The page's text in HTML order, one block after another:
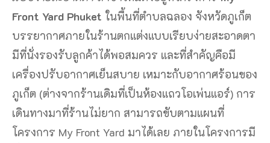
Front Yard Phuket ในพื้นที่ตำบลฉลอง จังหวัดภูเก็ต
บรรยากาศภายในร้านตกแต่งแบบเรียบง่ายสะอาดตา
มีที่นั่งรองรับลูกค้าได้พอสมควร และที่สำคัญคือมี
เครื่องปรับอากาศเย็นสบาย เหมาะกับอากาศร้อนของ
ภูเก็ต (ต่างจากร้านเดิมที่เป็นห้องแถวโอเพ่นแอร์) การ
เดินทางมาที่ร้านไม่ยาก สามารถขับตามแผนที่
โครงการ My Front Yard มาได้เลย ภายในโครงการมี